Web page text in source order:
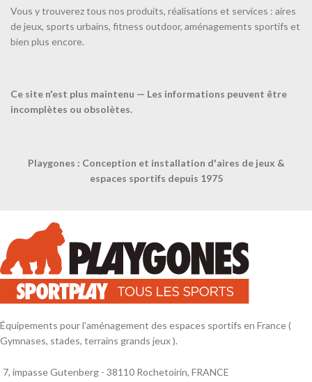
Vous y trouverez tous nos produits, réalisations et services : aires
de jeux, sports urbains, fitness outdoor, aménagements sportifs et
bien plus encore.
Ce site n'est plus maintenu — Les informations peuvent être
incomplètes ou obsolètes.
Playgones : Conception et installation d'aires de jeux &
espaces sportifs depuis 1975
entraînement – Central –
Aluminium – À sceller –
Équipements pour l'aménagement des espaces sportifs en France (
Gymnases, stades, terrains grands jeux ).
7, impasse Gutenberg - 38110 Rochetoirin, FRANCE